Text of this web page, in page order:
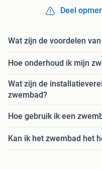
Deel
Wat zijn de voordelen
Hoe onderhoud ik mijn
Wat zijn de
zwembad?
Hoe gebruik ik een
Kan ik het zwembad het